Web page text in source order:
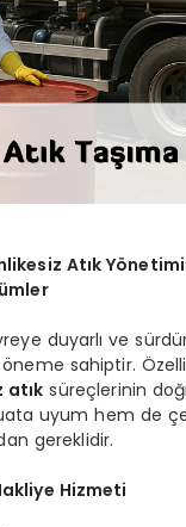
Atık
duyarlı ve
sahiptir.
atık süreçlerinin
uyum hem de
gereklidir.
Hizmeti